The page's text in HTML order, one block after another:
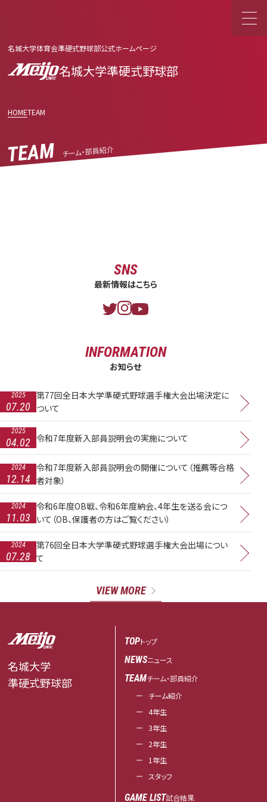
名城大学体育会準硬式野球部公式ホームページ
名城大学準硬式野球部
HOMETEAM
TEAM チーム・部員紹介
SNS
最新情報はこちら
INFORMATION
お知らせ
2025
07.20
第77回全日本大学準硬式野球選手権大会出場決定に
ついて
2025
04.02 令和7年度新入部員説明会の実施について
2024
12.14
令和7年度新入部員説明会の開催について（推薦等合格
者対象）
2024
11.03
令和6年度OB戦、令和6年度納会、4年生を送る会につ
いて（OB、保護者の方はご覧ください）
2024
07.28
第76回全日本大学準硬式野球選手権大会出場につい
て
VIEW MORE
名城大学
準硬式野球部
TOPトップ
NEWSニュース
TEAMチーム・部員紹介
チーム紹介
4年生
3年生
2年生
1年生
スタッフ
GAME LIST試合結果